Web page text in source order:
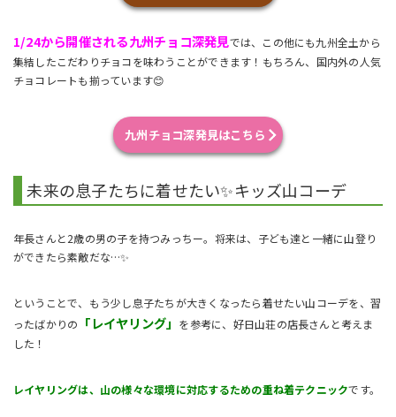
1/24から開催される九州チョコ深発見では、この他にも九州全土から
集結したこだわりチョコを味わうことができます！もちろん、国内外の人気
チョコレートも揃っています😊
九州チョコ深発見はこちら
未来の息子たちに着せたい✨キッズ山コーデ
年長さんと2歳の男の子を持つみっちー。将来は、子ども達と一緒に山登り
ができたら素敵だな…✨
ということで、もう少し息子たちが大きくなったら着せたい山コーデを、習
ったばかりの 「レイヤリング」 を参考に、好日山荘の店長さんと考えま
した！
レイヤリングは、山の様々な環境に対応するための重ね着テクニックです。